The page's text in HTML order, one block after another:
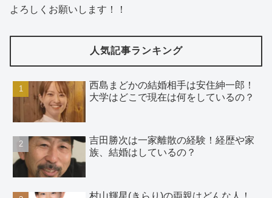
よろしくお願いします！！
人気記事ランキング
西島まどかの結婚相手は安住紳一郎！
大学はどこで現在は何をしているの？
吉田勝次は一家離散の経験！経歴や家
族、結婚はしているの？
村山輝星(きらり)の両親はどんな人！